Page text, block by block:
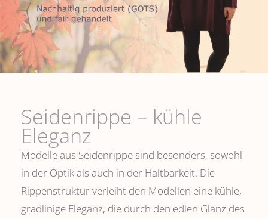
Seidenrippe­ – kühle
Eleganz
Modelle aus Seidenrippe sind besonders, sowohl
in der Optik als auch in der Haltbarkeit. Die
Rippenstruktur verleiht den Modellen eine kühle,
gradlinige Eleganz, die durch den edlen Glanz des